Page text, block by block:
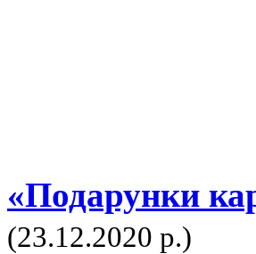
«Подарунки
(23.12.2020 р.)